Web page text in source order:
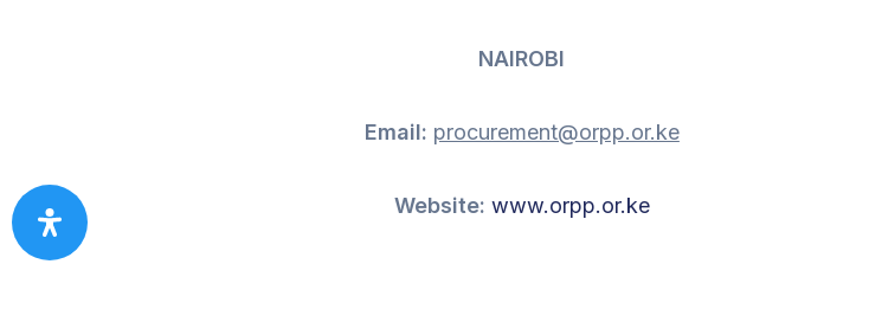
NAIROBI
Email: procurement@orpp.or.ke
Website: www.orpp.or.ke